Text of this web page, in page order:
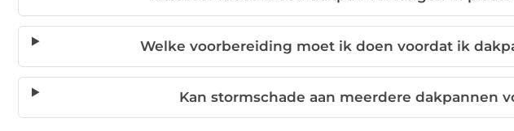
Welke voorbereiding moet ik doen voordat ik
Kan stormschade aan meerdere dakpannen